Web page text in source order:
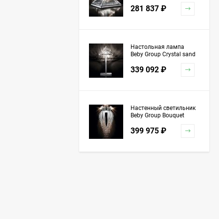
281 837 ₽
Настольная лампа
Beby Group Crystal sand
339 092 ₽
Настенный светильник
Beby Group Bouquet
Grey Red
399 975 ₽